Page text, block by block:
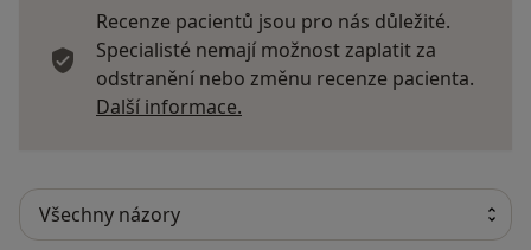
Recenze pacientů jsou pro nás důležité.
Specialisté nemají možnost zaplatit za
odstranění nebo změnu recenze pacienta.
Další informace.